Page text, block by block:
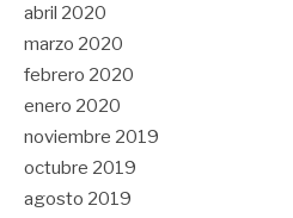
abril 2020
marzo 2020
febrero 2020
enero 2020
noviembre 2019
octubre 2019
agosto 2019